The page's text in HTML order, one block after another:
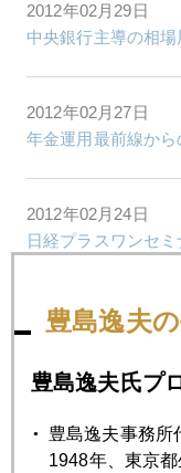
2012年02月29日
中央銀行主導の相場
2012年02月27日
年金運用最前線から
2012年02月24日
日経プラスワンセ
2012年02月23日
ギリシャ支援合意
豊島逸夫
豊島逸夫氏プ
豊島逸夫事務所
1948年、東京